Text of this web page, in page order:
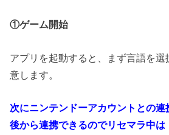
①ゲーム開始
アプリを起動すると、まず言語を選
意します。
次にニンテンドーアカウントとの連
後から連携できるのでリセマラ中は